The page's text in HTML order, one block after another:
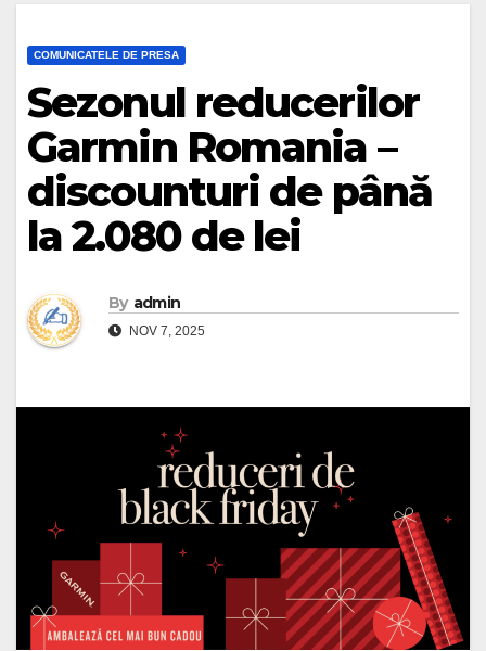
COMUNICATELE DE PRESA
Sezonul reducerilor
Garmin Romania –
discounturi de până
la 2.080 de lei
By admin
NOV 7, 2025